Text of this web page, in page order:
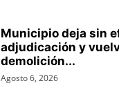
Municipio deja sin
adjudicación y
demolición...
Agosto 6, 2026